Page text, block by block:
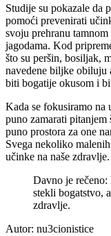
Studije su pokazale da
pomoći prevenirati
svoju prehranu
jagodama. Kod
što su peršin, bosiljak,
navedene biljke obiluju
biti bogatije okusom i
Kada se fokusiramo na
puno zamarati pitanjem
puno prostora za one
Svega nekoliko
učinke na naše zdravlje.
Davno je
stekli bogatstvo,
zdravlje.
Autor: nu3cionistice